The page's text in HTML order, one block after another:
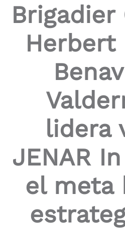
activates
content.
Brigadier
Herbert
lidera
JENAR
el meta